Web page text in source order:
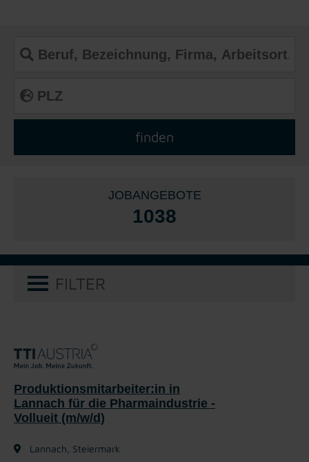
JOBANGEBOTE
1038
FILTER
Produktionsmitarbeiter:in in
Lannach für die Pharmaindustrie -
Vollueit (m/w/d)
Lannach, Steiermark